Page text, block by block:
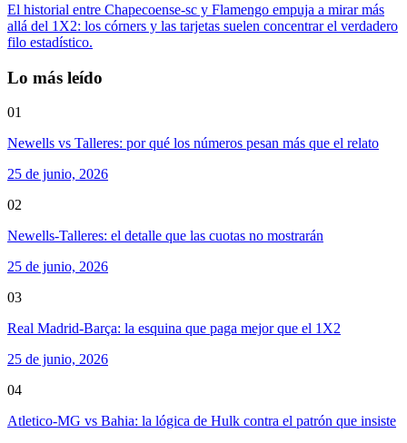
El historial entre Chapecoense-sc y Flamengo empuja a mirar más
allá del 1X2: los córners y las tarjetas suelen concentrar el verdadero
filo estadístico.
Lo más leído
01
Newells vs Talleres: por qué los números pesan más que el relato
25 de junio, 2026
02
Newells-Talleres: el detalle que las cuotas no mostrarán
25 de junio, 2026
03
Real Madrid-Barça: la esquina que paga mejor que el 1X2
25 de junio, 2026
04
Atletico-MG vs Bahia: la lógica de Hulk contra el patrón que insiste